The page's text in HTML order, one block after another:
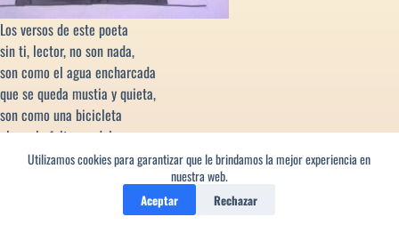
Utilizamos cookies para garantizar que le brindamos la mejor experiencia en
nuestra web.
Aceptar Rechazar
Los versos de este poeta
sin ti, lector, no son nada,
son como el agua encharcada
que se queda mustia y quieta,
son como una bicicleta
al que le faltan pedales,
lo inútil de unos dedales...